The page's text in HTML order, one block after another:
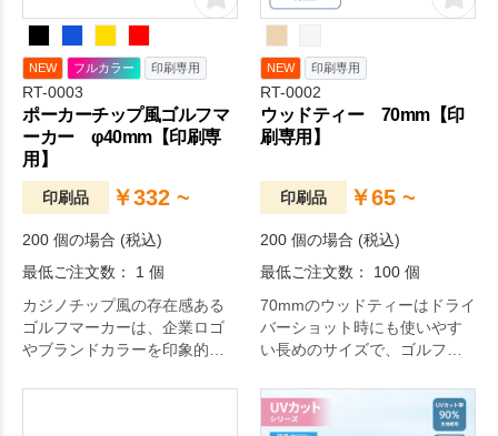
NEW フルカラー 印刷専用
RT-0003
ポーカーチップ風ゴルフマ
ーカー φ40mm【印刷専
用】
印刷品 ￥332 ~
200 個の場合 (税込)
最低ご注文数： 1 個
カジノチップ風の存在感ある
ゴルフマーカーは、企業ロゴ
やブランドカラーを印象的に
ッズです。
NEW 印刷専用
RT-0002
ウッドティー 70mm【印
刷専用】
印刷品 ￥65 ~
200 個の場合 (税込)
最低ご注文数： 100 個
70mmのウッドティーはドライ
バーショット時にも使いやす
い長めのサイズで、ゴルファ
ベルティです。